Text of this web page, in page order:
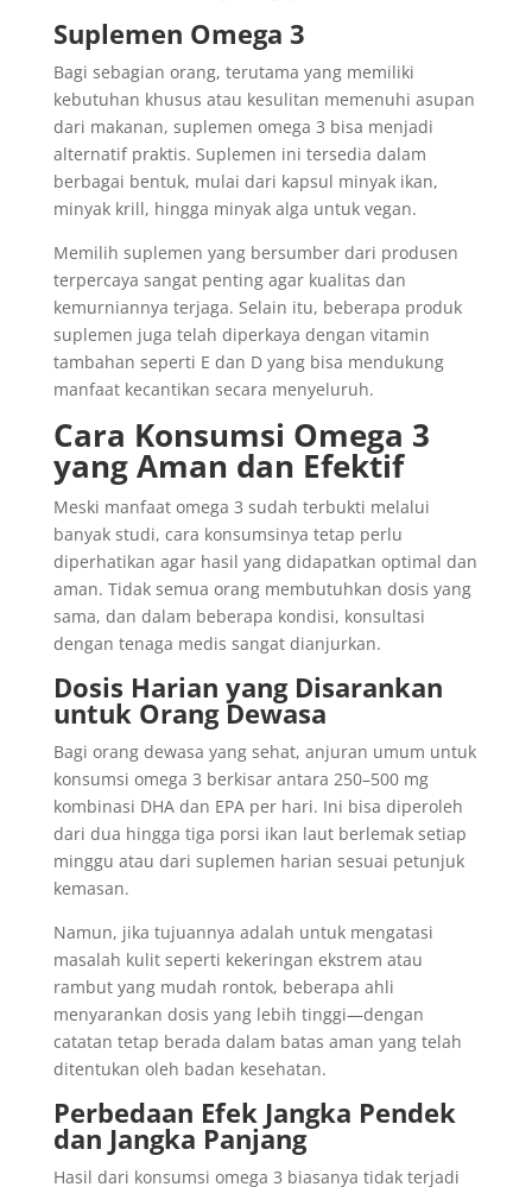
Suplemen Omega 3
Bagi sebagian orang, terutama yang memiliki
kebutuhan khusus atau kesulitan memenuhi asupan
dari makanan, suplemen omega 3 bisa menjadi
alternatif praktis. Suplemen ini tersedia dalam
berbagai bentuk, mulai dari kapsul minyak ikan,
minyak krill, hingga minyak alga untuk vegan.
Memilih suplemen yang bersumber dari produsen
terpercaya sangat penting agar kualitas dan
kemurniannya terjaga. Selain itu, beberapa produk
suplemen juga telah diperkaya dengan vitamin
tambahan seperti E dan D yang bisa mendukung
manfaat kecantikan secara menyeluruh.
Cara Konsumsi Omega 3
yang Aman dan Efektif
Meski manfaat omega 3 sudah terbukti melalui
banyak studi, cara konsumsinya tetap perlu
diperhatikan agar hasil yang didapatkan optimal dan
aman. Tidak semua orang membutuhkan dosis yang
sama, dan dalam beberapa kondisi, konsultasi
dengan tenaga medis sangat dianjurkan.
Dosis Harian yang Disarankan
untuk Orang Dewasa
Bagi orang dewasa yang sehat, anjuran umum untuk
konsumsi omega 3 berkisar antara 250–500 mg
kombinasi DHA dan EPA per hari. Ini bisa diperoleh
dari dua hingga tiga porsi ikan laut berlemak setiap
minggu atau dari suplemen harian sesuai petunjuk
kemasan.
Namun, jika tujuannya adalah untuk mengatasi
masalah kulit seperti kekeringan ekstrem atau
rambut yang mudah rontok, beberapa ahli
menyarankan dosis yang lebih tinggi—dengan
catatan tetap berada dalam batas aman yang telah
ditentukan oleh badan kesehatan.
Perbedaan Efek Jangka Pendek
dan Jangka Panjang
Hasil dari konsumsi omega 3 biasanya tidak terjadi